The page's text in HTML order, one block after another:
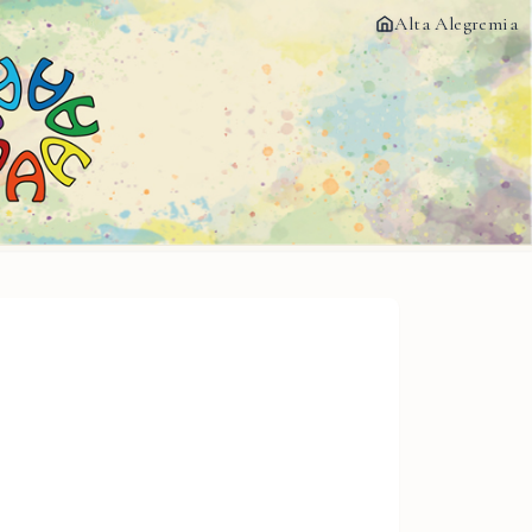
Alta Alegremia